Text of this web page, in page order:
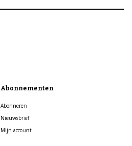
Abonnementen
Abonneren
Nieuwsbrief
Mijn account